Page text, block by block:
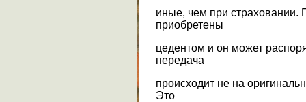
иные, чем при страховании.
приобретены
цедентом и он может
передача
происходит не на
Это